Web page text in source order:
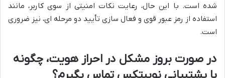
شده است. با این حال، رعایت نکات امنیتی از سوی کاربر، مانند
استفاده از رمز عبور قوی و فعال سازی تأیید دو مرحله ای، نیز ضروری
است.
در صورت بروز مشکل در احراز هویت، چگونه
با پشتیبانی نوبیتکس تماس بگیرم؟